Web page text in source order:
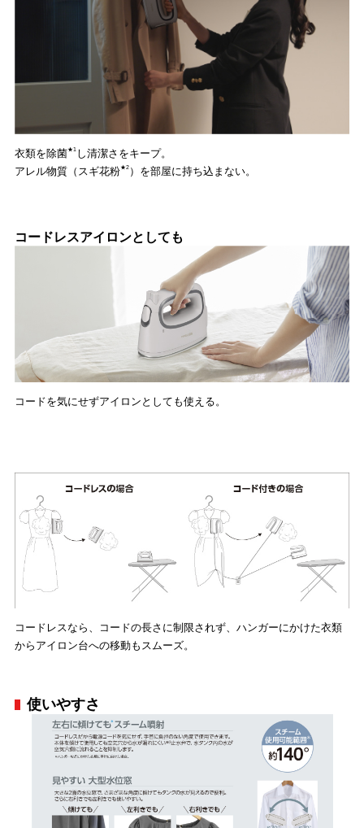
衣類を除菌★1 し清潔さをキープ。
アレル物質（スギ花粉★2 ）を部屋に持ち込まない。
コードレスアイロンとしても
コードを気にせずアイロンとしても使える。
コードレスなら、コードの長さに制限されず、ハンガーにかけた衣類
からアイロン台への移動もスムーズ。
使いやすさ